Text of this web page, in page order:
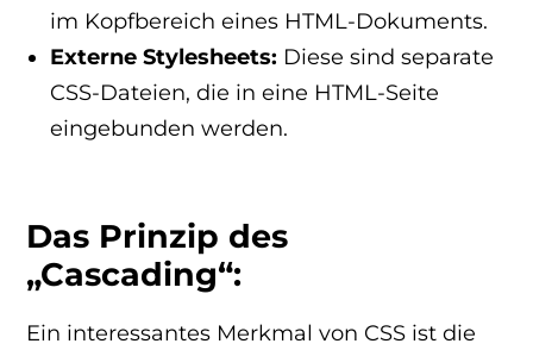
im Kopfbereich eines HTML-Dokuments.
Externe Stylesheets: Diese sind separate
CSS-Dateien, die in eine HTML-Seite
eingebunden werden.
Das Prinzip des
„Cascading“:
Ein interessantes Merkmal von CSS ist die